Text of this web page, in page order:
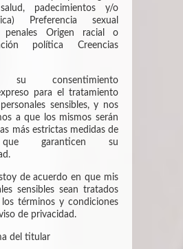
padecimientos y/o
Preferencia sexual
penales Origen racial o
política Creencias
su consentimiento
para el tratamiento
sensibles, y nos
a que los mismos serán
más estrictas medidas de
que garanticen su
de acuerdo en que mis
sensibles sean tratados
términos y condiciones
de privacidad.
del titular